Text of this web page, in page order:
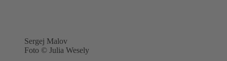
Sergej Malov
Foto © Julia Wesely